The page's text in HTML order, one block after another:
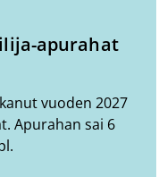
apurahat
vuoden 2027
Apurahan sai 6